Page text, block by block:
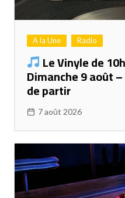
A la Une Radio
Le Vinyle de
Dimanche 9 août
de partir
7 août 2026